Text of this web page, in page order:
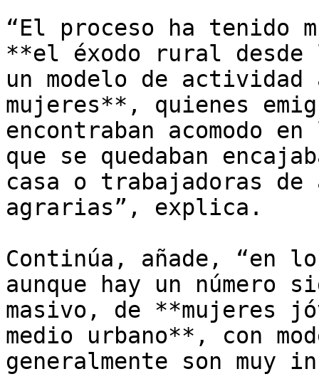
“El proceso ha tenido
**el éxodo rural desde
un modelo de
mujeres**, quienes
encontraban acomodo
que se quedaban
casa o trabajadoras de
agrarias”, explica.
Continúa, añade, “en
aunque hay un
masivo, de **mujeres
medio urbano**, con
generalmente son muy